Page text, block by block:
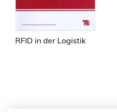
RFID in der Logistik